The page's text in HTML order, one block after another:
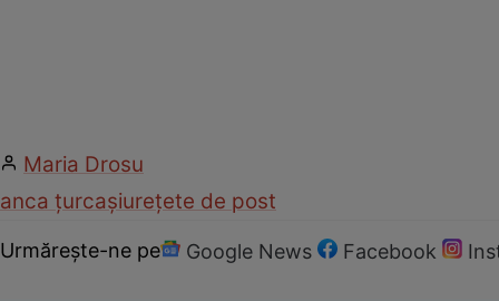
Maria Drosu
anca țurcașiurețete de post
Urmărește-ne pe Google News Facebook